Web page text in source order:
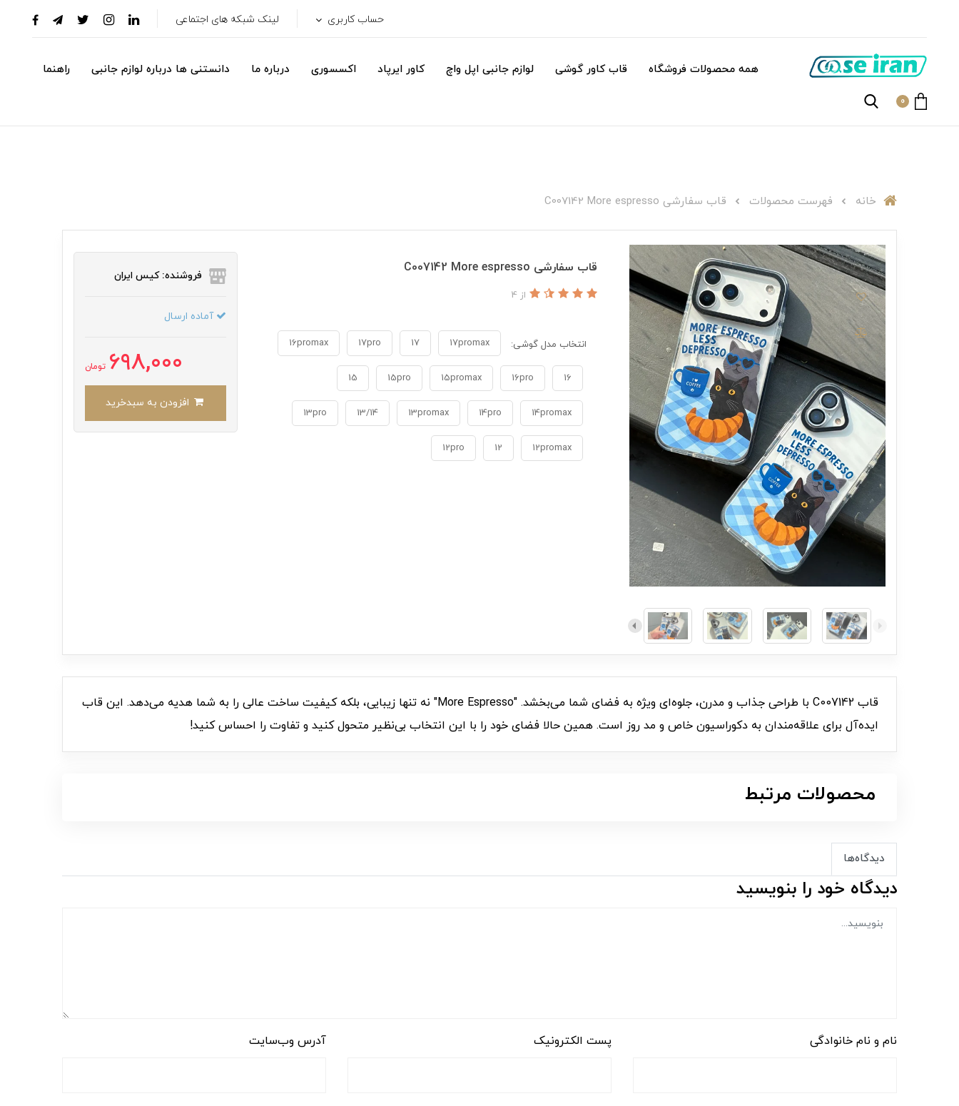
حساب کاربری لینک شبکه های اجتماعی
همه محصولات فروشگاه قاب کاور گوشی لوازم جانبی اپل واچ کاور ایرپاد اکسسوری درباره ما دانستنی ها درباره لوازم جانبی راهنما
0
خانه فهرست محصولات قاب سفارشی C007142 More espresso
قاب سفارشی C007142 More espresso
از 4
انتخاب مدل گوشی: 17promax
17
17pro
16promax
16
16pro
15promax
15pro
15
14promax
14pro
13promax
13/14
13pro
12promax
12
12pro
فروشنده: کیس ایران
آماده ارسال
698,000 تومان
قاب C007142 با طراحی جذاب و مدرن، جلوه‌ای ویژه به فضای شما می‌بخشد. "More Espresso" نه تنها زیبایی، بلکه کیفیت ساخت عالی را به شما هدیه می‌دهد. این قاب
ایده‌آل برای علاقه‌مندان به دکوراسیون خاص و مد روز است. همین حالا فضای خود را با این انتخاب بی‌نظیر متحول کنید و تفاوت را احساس کنید!
محصولات مرتبط
دیدگاه‌ها
دیدگاه خود را بنویسید
نام و نام خانوادگی پست الکترونیک آدرس وب‌سایت